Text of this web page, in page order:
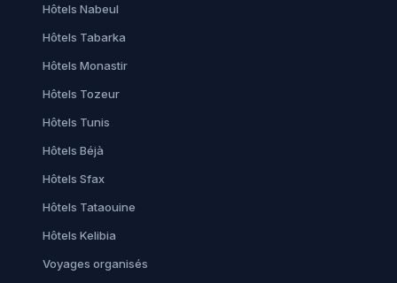
Hôtels Nabeul
Hôtels Tabarka
Hôtels Monastir
Hôtels Tozeur
Hôtels Tunis
Hôtels Béjà
Hôtels Sfax
Hôtels Tataouine
Hôtels Kelibia
Voyages organisés